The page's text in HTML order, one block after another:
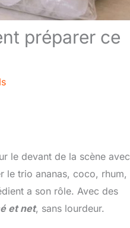
préparer ce
le devant de la scène avec
le trio ananas, coco, rhum,
a son rôle. Avec des
et net, sans lourdeur.